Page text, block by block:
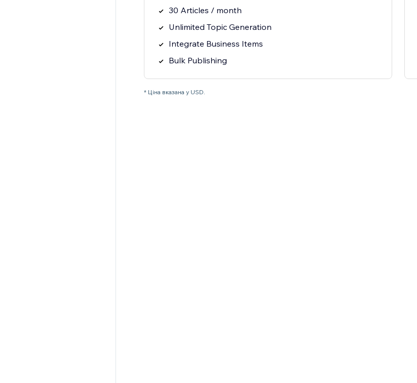
30 Articles / month
Unlimited Topic Generation
Integrate Business Items
Bulk Publishing
* Ціна вказана у USD.